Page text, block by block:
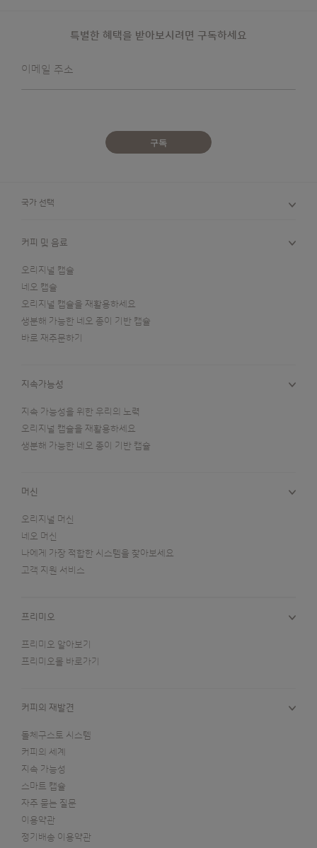
특별한 혜택을 받아보시려면 구독하세요
뉴스레터를
받아보겠습니다:
이메일 주소
구독
국가 선택
커피 및 음료
오리지널 캡슐
네오 캡슐
오리지널 캡슐을 재활용하세요
생분해 가능한 네오 종이 기반 캡슐
바로 재주문하기
지속가능성
지속 가능성을 위한 우리의 노력
오리지널 캡슐을 재활용하세요
생분해 가능한 네오 종이 기반 캡슐
머신
오리지널 머신
네오 머신
나에게 가장 적합한 시스템을 찾아보세요
고객 지원 서비스
프리미오
프리미오 알아보기
프리미오몰 바로가기
커피의 재발견
돌체구스토 시스템
커피의 세계
지속 가능성
스마트 캡슐
자주 묻는 질문
이용약관
정기배송 이용약관